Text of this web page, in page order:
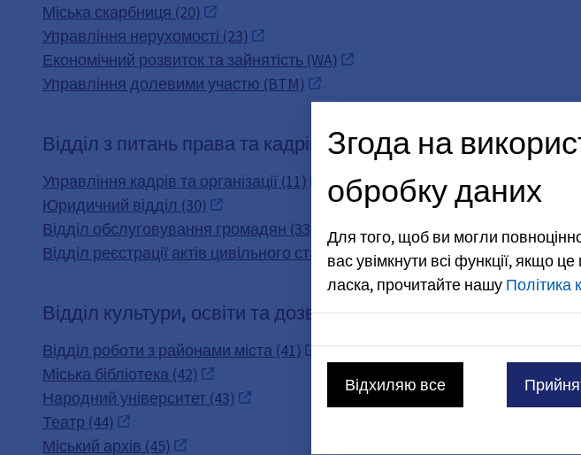
Міська скарбниця (20)
Управління нерухомості (23)
Економічний розвиток та зайнятість (WA)
Управління долевими участю (BTM)
Відділ з питань права та кадрів (III)
Управління кадрів та організації (11)
Юридичний відділ (30)
Відділ обслуговування громадян (33)
Відділ реєстрації актів цивільного стану (34)
Відділ культури, освіти та дозвілля (IV)
Відділ роботи з районами міста (41)
Міська бібліотека (42)
Народний університет (43)
Театр (44)
Міський архів (45)
Згода на
обробку даних
Для того, щоб ви могли
вас увімкнути всі функції, якщо
ласка, прочитайте нашу Політика
Відхиляю все